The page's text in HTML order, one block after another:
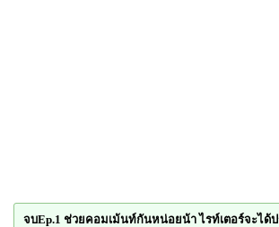
จบEp.1 ช่วยคอมเม้นท์กันหน่อยน้า ไรท์เตอร์จะได้